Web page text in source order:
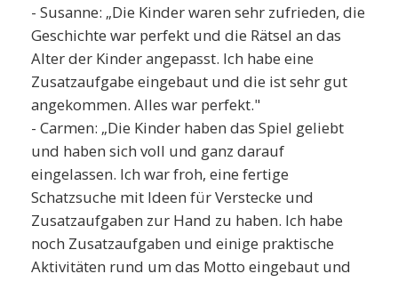
- Susanne: „Die Kinder waren sehr zufrieden, die
Geschichte war perfekt und die Rätsel an das
Alter der Kinder angepasst. Ich habe eine
Zusatzaufgabe eingebaut und die ist sehr gut
angekommen. Alles war perfekt."
- Carmen: „Die Kinder haben das Spiel geliebt
und haben sich voll und ganz darauf
eingelassen. Ich war froh, eine fertige
Schatzsuche mit Ideen für Verstecke und
Zusatzaufgaben zur Hand zu haben. Ich habe
noch Zusatzaufgaben und einige praktische
Aktivitäten rund um das Motto eingebaut und